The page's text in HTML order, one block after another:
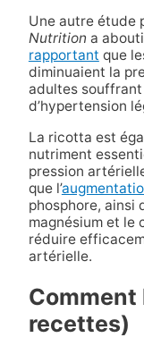
Une autre étude
Nutrition a
rapportant que
diminuaient la
adultes
d’hypertension
La ricotta est
nutriment
pression
que l’
phosphore, ainsi
magnésium et le
réduire
artérielle.
Comment
recettes)